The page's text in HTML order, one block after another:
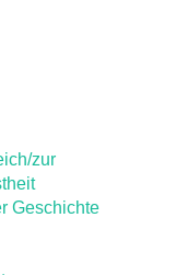
zur
Geschichte